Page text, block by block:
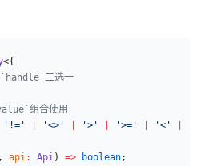
<{
二选一
组合使用
'!=' '<>' '>' '>=' '<'
, api : Api ) => boolean;